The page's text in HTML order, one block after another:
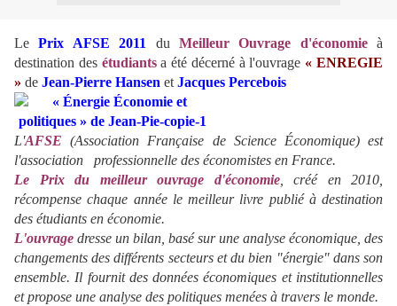
LePrix AFSE 2011 du Meilleur Ouvrage d'économieà
destination des étudiants a été décerné à l'ouvrage « ENREGIE
» de Jean-Pierre Hansen et Jacques Percebois
L'AFSE (Association Française de Science Économique) est
l'association professionnelle des économistes en France.
Le Prix du meilleur ouvrage d'économie, créé en 2010,
récompense chaque année le meilleur livre publié à destination
des étudiants en économie.
L'ouvrage dresse un bilan, basé sur une analyse économique, des
changements des différents secteurs et du bien "énergie" dans son
ensemble. Il fournit des données économiques et institutionnelles
et propose une analyse des politiques menées à travers le monde.